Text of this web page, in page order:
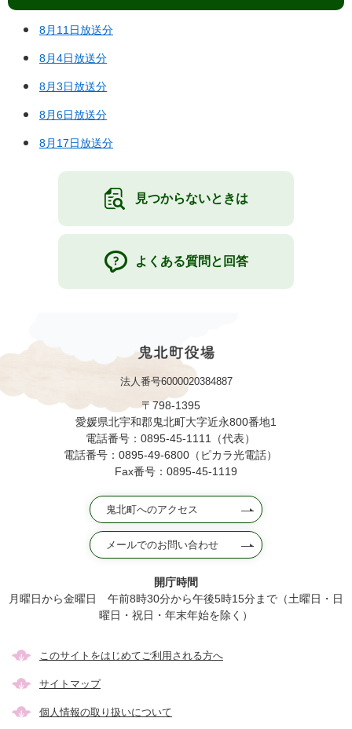
8月11日放送分
8月4日放送分
8月3日放送分
8月6日放送分
8月17日放送分
見つからないときは
よくある質問と回答
法人番号6000020384887
〒798-1395
愛媛県北宇和郡鬼北町大字近永800番地1
電話番号：0895-45-1111（代表）
電話番号：0895-49-6800（ピカラ光電話）
Fax番号：0895-45-1119
鬼北町へのアクセス
メールでのお問い合わせ
開庁時間
月曜日から金曜日 午前8時30分から午後5時15分まで（土曜日・日
曜日・祝日・年末年始を除く）
このサイトをはじめてご利用される方へ
サイトマップ
個人情報の取り扱いについて